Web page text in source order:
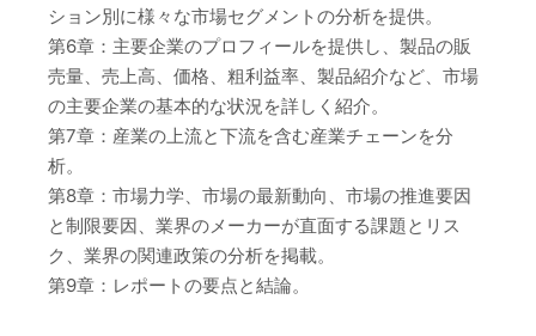
ション別に様々な市場セグメントの分析を提供。
第6章：主要企業のプロフィールを提供し、製品の販
売量、売上高、価格、粗利益率、製品紹介など、市場
の主要企業の基本的な状況を詳しく紹介。
第7章：産業の上流と下流を含む産業チェーンを分
析。
第8章：市場力学、市場の最新動向、市場の推進要因
と制限要因、業界のメーカーが直面する課題とリス
ク、業界の関連政策の分析を掲載。
第9章：レポートの要点と結論。